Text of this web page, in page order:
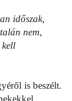
időszak,
nem,
kell
is beszélt.